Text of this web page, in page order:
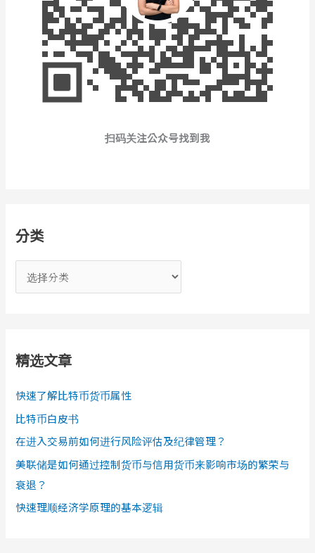
扫码关注公众号找到我
分类
类
精选文章
快速了解比特币货币属性
比特币白皮书
在进入交易前如何进行风险评估及纪律管理？
美联储是如何通过控制货币与信用货币来影响市场的繁荣与
衰退？
快速理顺经济学原理的基本逻辑